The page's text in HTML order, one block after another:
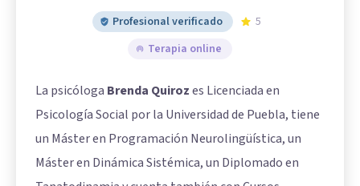
Profesional verificado
5
Terapia online
La psicóloga Brenda Quirozes Licenciada en
Psicología Social por la Universidad de Puebla, tiene
un Máster en Programación Neurolingüística, un
Máster en Dinámica Sistémica, un Diplomado en